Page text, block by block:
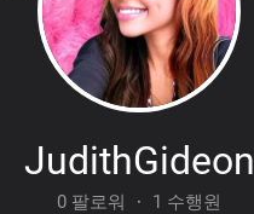
JudithGideon
0 팔로워 · 1 수행원